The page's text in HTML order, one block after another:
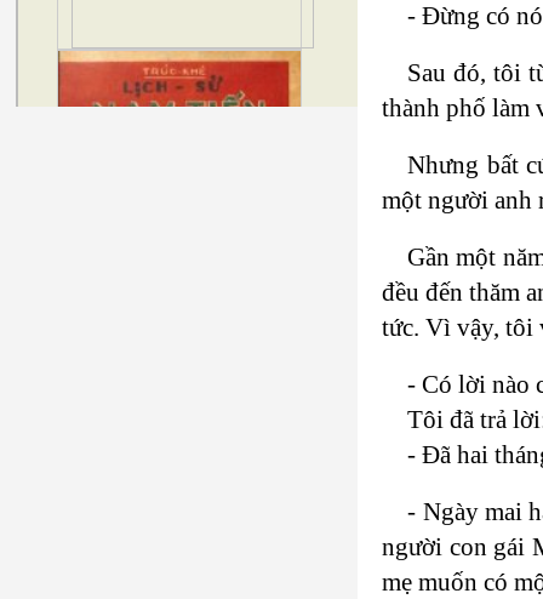
- Đừng có
Sau đó, tôi
thành phố làm
Nhưng bất
một người anh
Gần một
đều đến thăm
tức. Vì vậy, tôi
- Có lời nào
Tôi đã trả
- Đã hai
- Ngày mai
người con gái
mẹ muốn có